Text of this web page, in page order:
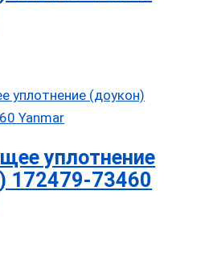
уплотнение
172479-73460